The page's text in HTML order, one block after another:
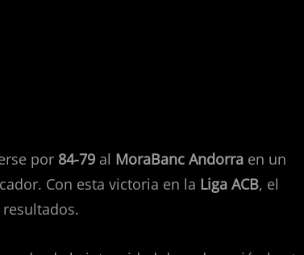
por 84-79 al MoraBanc Andorra en un
Con esta victoria en la Liga ACB, el